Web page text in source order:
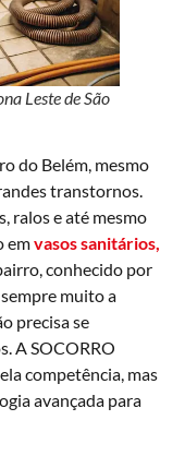
Leste de São
do Belém, mesmo
transtornos.
ralos e até mesmo
emvasos sanitários,
conhecido por
muito a
precisa se
A SOCORRO
competência, mas
avançada para